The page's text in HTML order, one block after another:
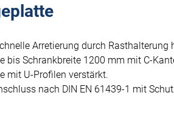
Arretierung durch Rasthalterung
bis Schrankbreite 1200 mm mit C-
mit U-Profilen verstärkt.
nach DIN EN 61439-1 mit